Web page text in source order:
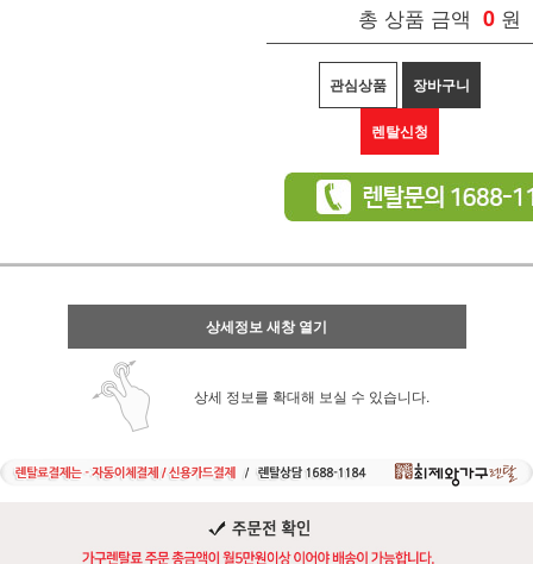
총 상품 금액 0 원
관심상품 장바구니
렌탈신청
상세정보 새창 열기
상세 정보를 확대해 보실 수 있습니다.